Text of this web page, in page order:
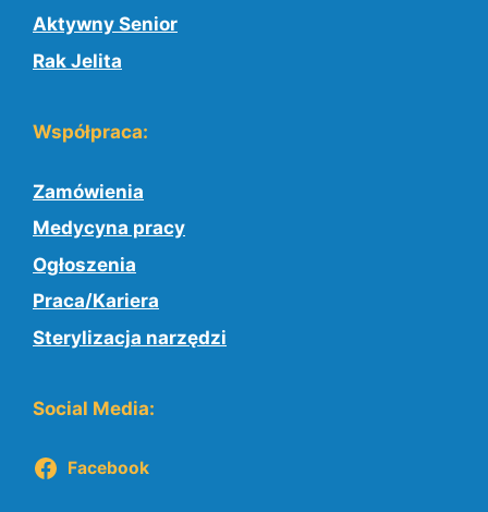
Aktywny Senior
Rak Jelita
Współpraca:
Zamówienia
Medycyna pracy
Ogłoszenia
Praca/Kariera
Sterylizacja narzędzi
Social Media:
Facebook